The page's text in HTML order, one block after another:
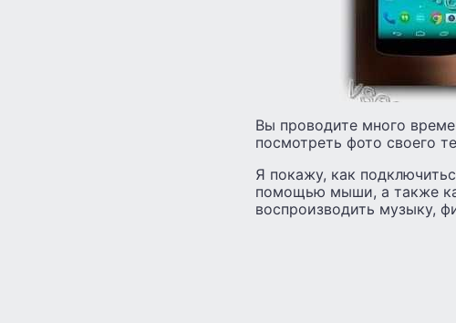
Вы проводите много
посмотреть фото своего
Я покажу, как
помощью мыши, а также
воспроизводить музыку,